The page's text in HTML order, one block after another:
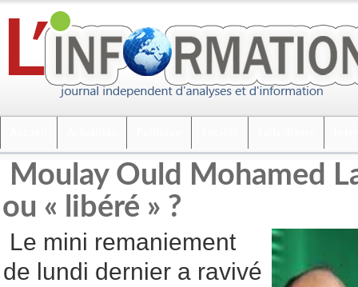
Moulay Ould Mohamed
ou « libéré » ?
Le mini remaniement
de lundi dernier a ravivé